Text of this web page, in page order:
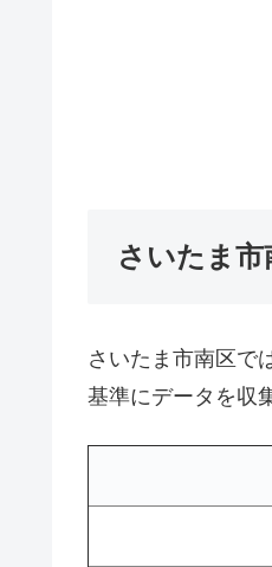
さいたま市
さいたま市南区で
基準にデータを収